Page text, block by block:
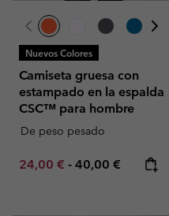
Nuevos Colores
Camiseta gruesa con
estampado en la espalda
CSC™ para hombre
De peso pesado
Minimum sale price:
24,00 € - Maximum price:
40,00 €